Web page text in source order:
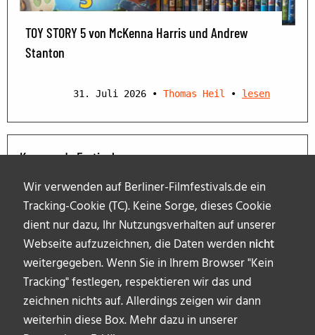
Wir verwenden auf Berliner-Filmfestivals.de ein
Tracking-Cookie (TC). Keine Sorge, dieses Cookie
dient nur dazu, Ihr Nutzungsverhalten auf unserer
Webseite aufzuzeichnen, die Daten werden nicht
weitergegeben. Wenn Sie in Ihrem Browser "Kein
Tracking" festlegen, respektieren wir das und
zeichnen nichts auf. Allerdings zeigen wir dann
weiterhin diese Box. Mehr dazu in unserer
TOY STORY 5 von McKenna Harris und Andrew
Stanton
31. Juli 2026 • Thomas Heil • lesen
Kommende Festivals